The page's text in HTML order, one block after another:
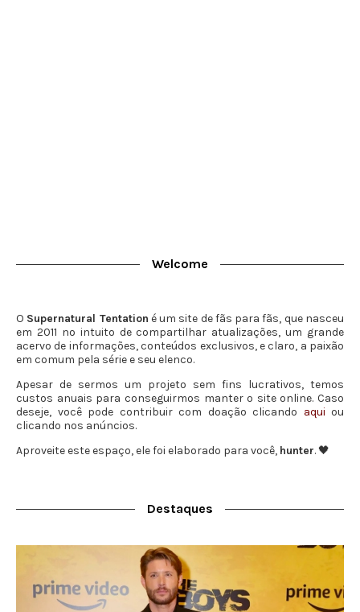
Welcome
O Supernatural Tentation é um site de fãs para fãs, que nasceu
em 2011 no intuito de compartilhar atualizações, um grande
acervo de informações, conteúdos exclusivos, e claro, a paixão
em comum pela série e seu elenco.
Apesar de sermos um projeto sem fins lucrativos, temos
custos anuais para conseguirmos manter o site online. Caso
deseje, você pode contribuir com doação clicando aqui ou
clicando nos anúncios.
Aproveite este espaço, ele foi elaborado para você, hunter. 🖤
Destaques